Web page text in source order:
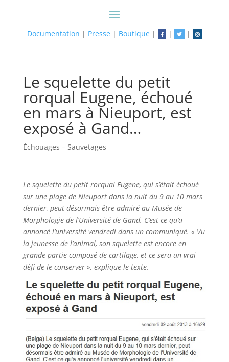
Documentation | Presse| Boutique| | |
Le squelette du petit
rorqual Eugene, échoué
en mars à Nieuport, est
exposé à Gand…
Échouages – Sauvetages
Le squelette du petit rorqual Eugene, qui s’était échoué
sur une plage de Nieuport dans la nuit du 9 au 10 mars
dernier, peut désormais être admiré au Musée de
Morphologie de l’Université de Gand. C’est ce qu’a
annoncé l’université vendredi dans un communiqué. « Vu
la jeunesse de l’animal, son squelette est encore en
grande partie composé de cartilage, et ce sera un vrai
défi de le conserver », explique le texte.